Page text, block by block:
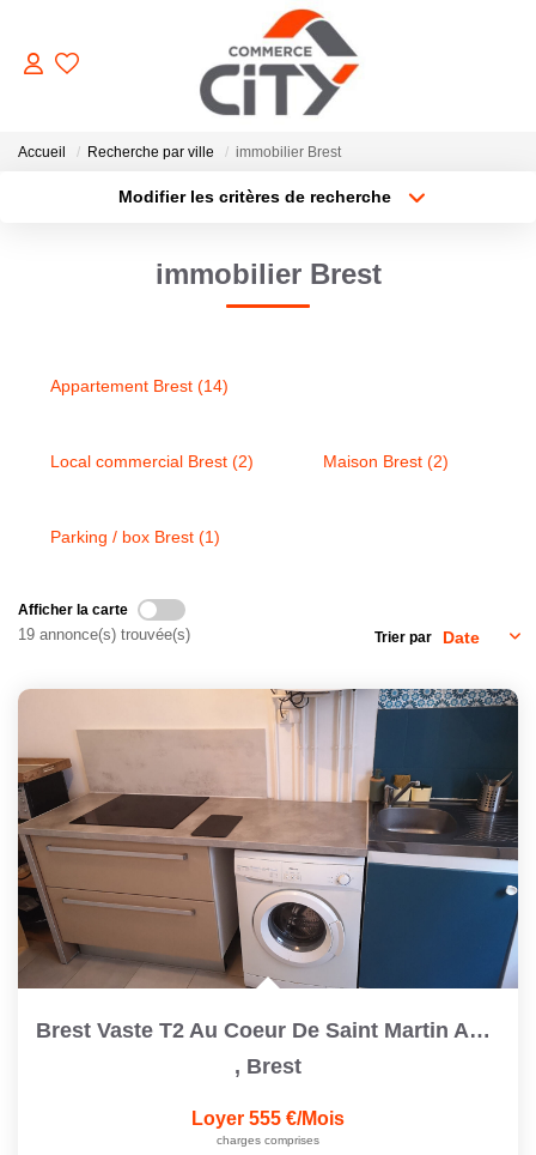
ACHETER
LOUER
Accueil Recherche par ville immobilier Brest
Modifier les critères de recherche
immobilier Brest
Appartement Brest (14)
Local commercial Brest (2) Maison Brest (2)
Parking / box Brest (1)
Afficher la carte
19 annonce(s) trouvée(s) Trier par
Brest Vaste T2 Au Coeur De Saint Martin Au 2ème Et Dernier...
, Brest
Loyer 555 €/mois
charges comprises